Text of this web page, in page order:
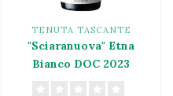
TENUTA TASCANTE
"Sciaranuova" Etna
Bianco DOC 2023